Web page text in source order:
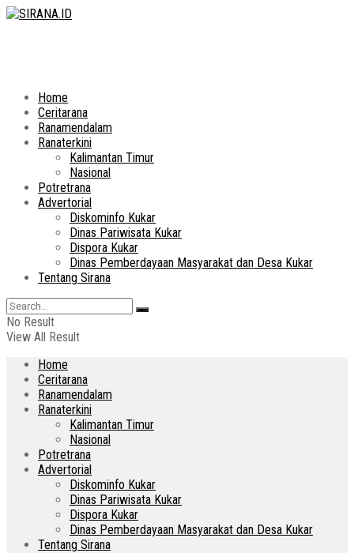
Home
Ceritarana
Ranamendalam
Ranaterkini
Kalimantan Timur
Nasional
Potretrana
Advertorial
Diskominfo Kukar
Dinas Pariwisata Kukar
Dispora Kukar
Dinas Pemberdayaan Masyarakat dan Desa Kukar
Tentang Sirana
No Result
View All Result
Home
Ceritarana
Ranamendalam
Ranaterkini
Kalimantan Timur
Nasional
Potretrana
Advertorial
Diskominfo Kukar
Dinas Pariwisata Kukar
Dispora Kukar
Dinas Pemberdayaan Masyarakat dan Desa Kukar
Tentang Sirana